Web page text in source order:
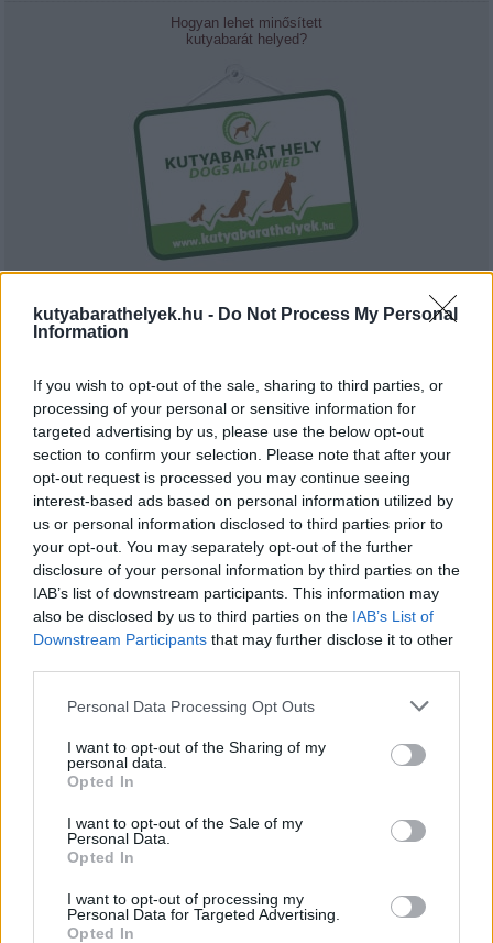
kutyabarathelyek.hu - Do Not Process My Personal
Information
If you wish to opt-out of the sale, sharing to third parties, or
processing of your personal or sensitive information for
targeted advertising by us, please use the below opt-out
section to confirm your selection. Please note that after your
opt-out request is processed you may continue seeing
interest-based ads based on personal information utilized by
us or personal information disclosed to third parties prior to
your opt-out. You may separately opt-out of the further
disclosure of your personal information by third parties on the
IAB’s list of downstream participants. This information may
also be disclosed by us to third parties on the IAB’s List of
Downstream Participants that may further disclose it to other
Personal Data Processing Opt Outs
I want to opt-out of the Sharing of my
personal data.
Opted In
I want to opt-out of the Sale of my
Personal Data.
Opted In
I want to opt-out of processing my
Personal Data for Targeted Advertising.
Opted In
Hogyan lehet minősített
kutyabarát helyed?
tanúsító védjegyünkről!
Javasolj egy kutyabarát helyet!
Kedvenceink
Concept Eyewear
V.30 Belvárosi Sportközpont